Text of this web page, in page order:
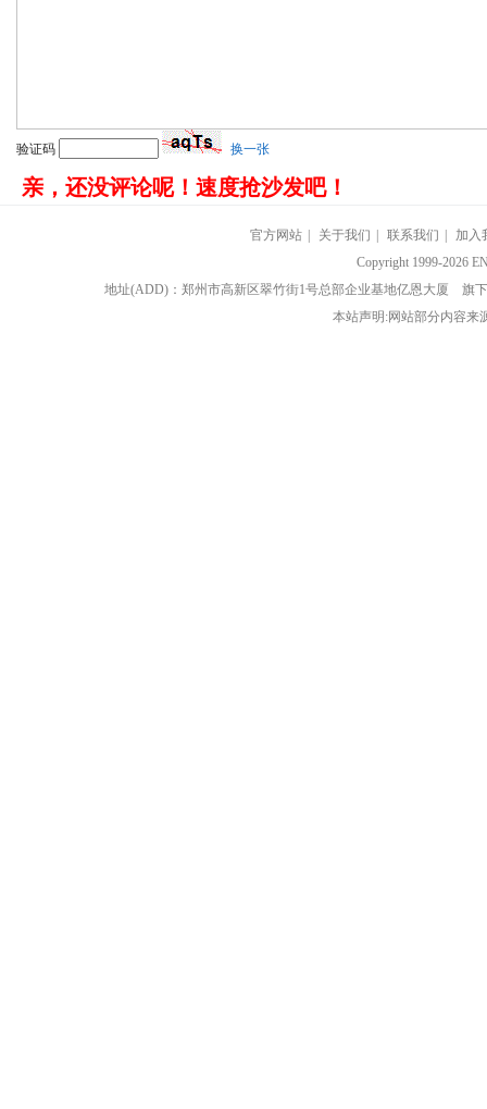
验证码 换一张
亲，还没评论呢！速度抢沙发吧！
官方网站 关于我们 联系我们
加入
Copyright 1999-2026
地址(ADD)：郑州市高新区翠竹街1号总部企业基地亿恩大厦 旗
本站声明:网站部分内容来